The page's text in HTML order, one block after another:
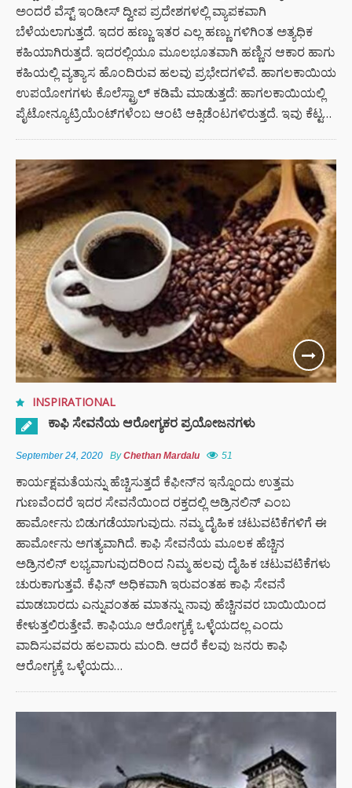
ಅಂದರೆ ವೆಸ್ಟ್ ಇಂಡೀಸ್ ದ್ವೀಪ ಪ್ರದೇಶಗಳಲ್ಲಿ ವ್ಯಾಪಕವಾಗಿ
ಬೆಳೆಯಲಾಗುತ್ತದೆ. ಇದರ ಹಣ್ಣು ಇತರ ಎಲ್ಲ ಹಣ್ಣು ಗಳಿಗಿಂತ ಅತ್ಯಧಿಕ
ಕಹಿಯಾಗಿರುತ್ತದೆ. ಇದರಲ್ಲಿಯೂ ಮೂಲಭೂತವಾಗಿ ಹಣ್ಣಿನ ಆಕಾರ ಹಾಗು
ಕಹಿಯಲ್ಲಿ ವ್ಯತ್ಯಾಸ ಹೊಂದಿರುವ ಹಲವು ಪ್ರಭೇದಗಳಿವೆ. ಹಾಗಲಕಾಯಿಯ
ಉಪಯೋಗಗಳು ಕೊಲೆಸ್ಟ್ರಾಲ್‍ ಕಡಿಮೆ ಮಾಡುತ್ತದೆ: ಹಾಗಲಕಾಯಿಯಲ್ಲಿ
ಪೈಟೋನ್ಯೂಟ್ರಿಯೆಂಟ್‍ಗಳೆಂಬ ಆಂಟಿ ಆಕ್ಸಿಡೆಂಟಗಳಿರುತ್ತದೆ. ಇವು ಕೆಟ್ಟ…
INSPIRATIONAL
ಕಾಫಿ ಸೇವನೆಯ ಆರೋಗ್ಯಕರ ಪ್ರಯೋಜನಗಳು
September 24, 2020 ByChethan Mardalu 51
ಕಾರ್ಯಕ್ಷಮತೆಯನ್ನು ಹೆಚ್ಚಿಸುತ್ತದೆ ಕೆಫೀನ್‌ನ ಇನ್ನೊಂದು ಉತ್ತಮ
ಗುಣವೆಂದರೆ ಇದರ ಸೇವನೆಯಿಂದ ರಕ್ತದಲ್ಲಿ ಅಡ್ರಿನಲಿನ್ ಎಂಬ
ಹಾರ್ಮೋನು ಬಿಡುಗಡೆಯಾಗುವುದು. ನಮ್ಮ ದೈಹಿಕ ಚಟುವಟಿಕೆಗಳಿಗೆ ಈ
ಹಾರ್ಮೋನು ಅಗತ್ಯವಾಗಿದೆ. ಕಾಫಿ ಸೇವನೆಯ ಮೂಲಕ ಹೆಚ್ಚಿನ
ಅಡ್ರಿನಲಿನ್ ಲಭ್ಯವಾಗುವುದರಿಂದ ನಿಮ್ಮ ಹಲವು ದೈಹಿಕ ಚಟುವಟಿಕೆಗಳು
ಚುರುಕಾಗುತ್ತವೆ. ಕೆಫಿನ್ ಅಧಿಕವಾಗಿ ಇರುವಂತಹ ಕಾಫಿ ಸೇವನೆ
ಮಾಡಬಾರದು ಎನ್ನುವಂತಹ ಮಾತನ್ನು ನಾವು ಹೆಚ್ಚಿನವರ ಬಾಯಿಯಿಂದ
ಕೇಳುತ್ತಲಿರುತ್ತೇವೆ. ಕಾಫಿಯೂ ಆರೋಗ್ಯಕ್ಕೆ ಒಳ್ಳೆಯದಲ್ಲ ಎಂದು
ವಾದಿಸುವವರು ಹಲವಾರು ಮಂದಿ. ಆದರೆ ಕೆಲವು ಜನರು ಕಾಫಿ
ಆರೋಗ್ಯಕ್ಕೆ ಒಳ್ಳೆಯದು…